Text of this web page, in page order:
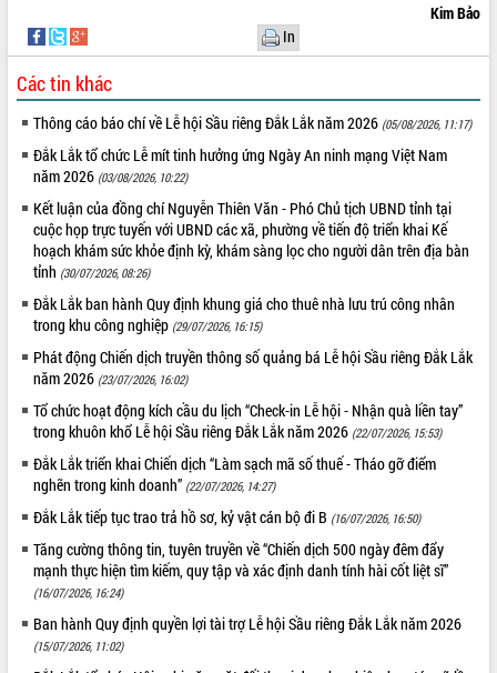
Kim Bảo
In
Các tin khác
Thông cáo báo chí về Lễ hội Sầu riêng Đắk Lắk năm 2026 (05/08/2026, 11:17)
Đắk Lắk tổ chức Lễ mít tinh hưởng ứng Ngày An ninh mạng Việt Nam
năm 2026 (03/08/2026, 10:22)
Kết luận của đồng chí Nguyễn Thiên Văn - Phó Chủ tịch UBND tỉnh tại
cuộc họp trực tuyến với UBND các xã, phường về tiến độ triển khai Kế
hoạch khám sức khỏe định kỳ, khám sàng lọc cho người dân trên địa bàn
tỉnh (30/07/2026, 08:26)
Đắk Lắk ban hành Quy định khung giá cho thuê nhà lưu trú công nhân
trong khu công nghiệp (29/07/2026, 16:15)
Phát động Chiến dịch truyền thông số quảng bá Lễ hội Sầu riêng Đắk Lắk
năm 2026 (23/07/2026, 16:02)
Tổ chức hoạt động kích cầu du lịch “Check-in Lễ hội - Nhận quà liền tay”
trong khuôn khổ Lễ hội Sầu riêng Đắk Lắk năm 2026 (22/07/2026, 15:53)
Đắk Lắk triển khai Chiến dịch “Làm sạch mã số thuế - Tháo gỡ điểm
nghẽn trong kinh doanh” (22/07/2026, 14:27)
Đắk Lắk tiếp tục trao trả hồ sơ, kỷ vật cán bộ đi B (16/07/2026, 16:50)
Tăng cường thông tin, tuyên truyền về “Chiến dịch 500 ngày đêm đẩy
mạnh thực hiện tìm kiếm, quy tập và xác định danh tính hài cốt liệt sĩ”
(16/07/2026, 16:24)
Ban hành Quy định quyền lợi tài trợ Lễ hội Sầu riêng Đắk Lắk năm 2026
(15/07/2026, 11:02)